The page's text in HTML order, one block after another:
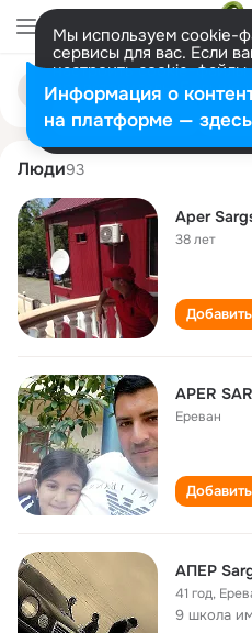
Мы используем cookie-
сервисы для вас. Если
настроить cookie-
представитель. Больше
Разрешить все
Поиск
людям
aper sargsyan
Люди93
Aper
38 лет
APER
Ереван
АПЕР
41 год,
9 школа
Информация о
на платформе — здесь